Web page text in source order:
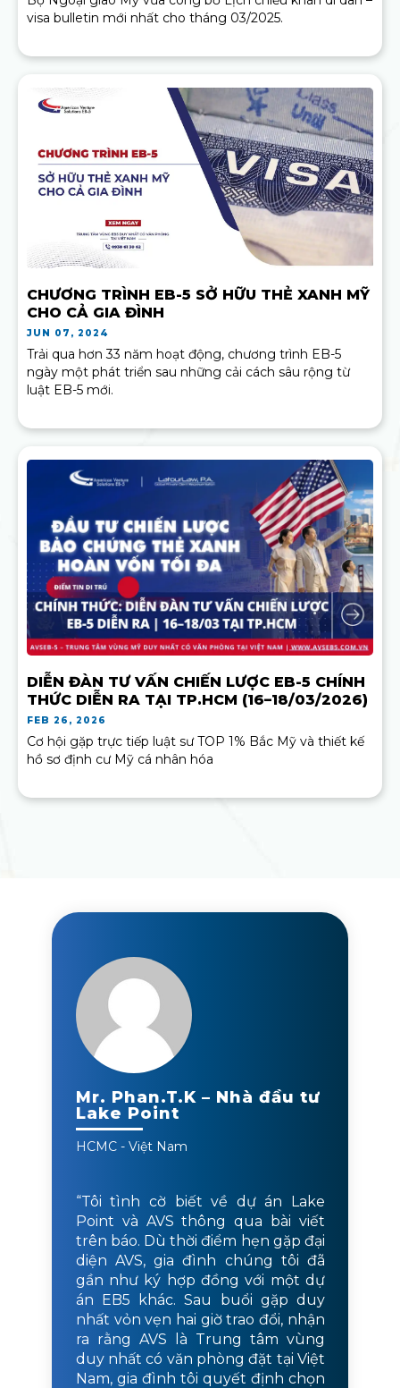
visa bulletin mới nhất cho tháng 03/2025.
CHƯƠNG TRÌNH EB-5 SỞ HỮU THẺ XANH MỸ
CHO CẢ GIA ĐÌNH
JUN 07, 2024
Trải qua hơn 33 năm hoạt động, chương trình EB-5
ngày một phát triển sau những cải cách sâu rộng từ
luật EB-5 mới.
DIỄN ĐÀN TƯ VẤN CHIẾN LƯỢC EB-5 CHÍNH
THỨC DIỄN RA TẠI TP.HCM (16–18/03/2026)
FEB 26, 2026
Cơ hội gặp trực tiếp luật sư TOP 1% Bắc Mỹ và thiết kế
hồ sơ định cư Mỹ cá nhân hóa
Mr. Phan.T.K – Nhà đầu tư
Lake Point
HCMC - Việt Nam
“Tôi tình cờ biết về dự án Lake
Point và AVS thông qua bài viết
trên báo. Dù thời điểm hẹn gặp đại
diện AVS, gia đình chúng tôi đã
gần như ký hợp đồng với một dự
án EB5 khác. Sau buổi gặp duy
nhất vỏn vẹn hai giờ trao đổi, nhận
ra rằng AVS là Trung tâm vùng
duy nhất có văn phòng đặt tại Việt
Nam, gia đình tôi quyết định chọn